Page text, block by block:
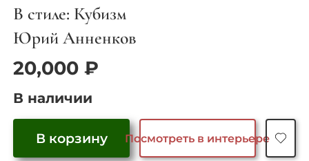
В стиле: Кубизм
Юрий Анненков
20,000₽
В наличии
В корзину Посмотреть в интерьере